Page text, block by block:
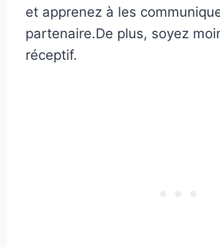
et apprenez à les
partenaire.De plus, soyez
réceptif.